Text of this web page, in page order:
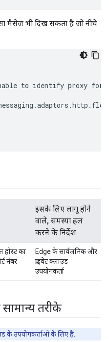
मैसेज भी दिख सकता है जो नीचे
to identify proxy for
इसके लिए लागू होने
वाले, समस्या हल
करने के निर्देश
होस्ट का
नंबर
Edge के सार्वजनिक और
प्राइवेट क्लाउड
उपयोगकर्ता
तरीके
के उपयोगकर्ताओं के लिए है.